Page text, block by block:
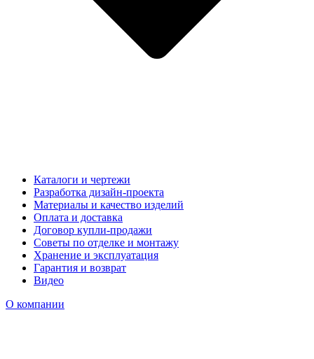
Каталоги и чертежи
Разработка дизайн-проекта
Материалы и качество изделий
Оплата и доставка
Договор купли-продажи
Советы по отделке и монтажу
Хранение и эксплуатация
Гарантия и возврат
Видео
О компании